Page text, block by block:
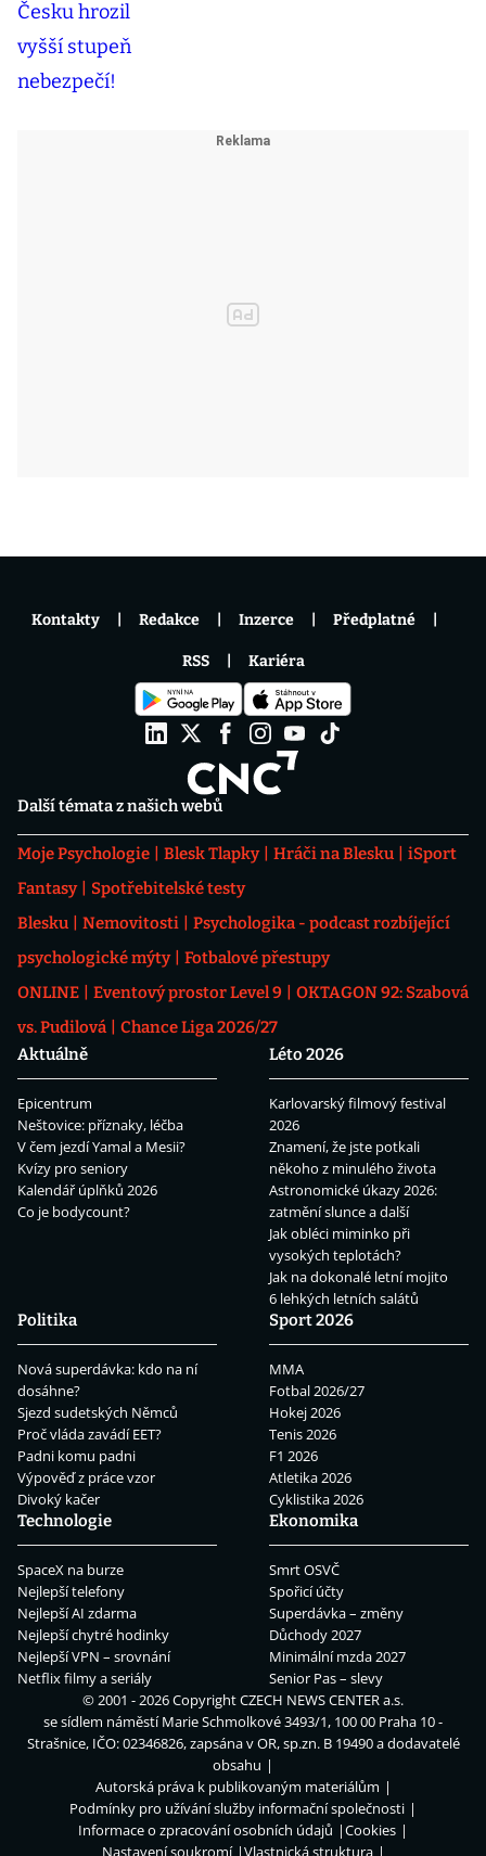
Další témata z našich webů
Moje Psychologie Blesk Tlapky Hráči na Blesku
iSport
Fantasy
Spotřebitelské testy
Blesku
Nemovitosti
Psychologika - podcast rozbíjející
psychologické mýty
Fotbalové přestupy
ONLINE
Eventový prostor Level 9
OKTAGON 92: Szabová
vs. Pudilová
Chance Liga 2026/27
Aktuálně
Epicentrum
Neštovice: příznaky, léčba
V čem jezdí Yamal a Mesii?
Kvízy pro seniory
Kalendář úplňků 2026
Co je bodycount?
Léto 2026
Karlovarský filmový festival
2026
Znamení, že jste potkali
někoho z minulého života
Astronomické úkazy 2026:
zatmění slunce a další
Jak obléci miminko při
vysokých teplotách?
Jak na dokonalé letní mojito
6 lehkých letních salátů
Politika
Nová superdávka: kdo na ní
dosáhne?
Sjezd sudetských Němců
Proč vláda zavádí EET?
Padni komu padni
Výpověď z práce vzor
Divoký kačer
Sport 2026
MMA
Fotbal 2026/27
Hokej 2026
Tenis 2026
F1 2026
Atletika 2026
Cyklistika 2026
Technologie
SpaceX na burze
Nejlepší telefony
Nejlepší AI zdarma
Nejlepší chytré hodinky
Nejlepší VPN – srovnání
Netflix filmy a seriály
Ekonomika
Smrt OSVČ
Spořicí účty
Superdávka – změny
Důchody 2027
Minimální mzda 2027
Senior Pas – slevy
Kontakty Redakce Inzerce Předplatné
RSS Kariéra
© 2001 - 2026 CopyrightCZECH NEWS CENTER a.s.
se sídlem náměstí Marie Schmolkové 3493/1, 100 00 Praha 10 -
Strašnice, IČO: 02346826, zapsána v OR, sp.zn. B 19490 a dodavatelé
obsahu
Autorská práva k publikovaným materiálům
Podmínky pro užívání služby informační společnosti
Informace o zpracování osobních údajů
Cookies
Nastavení soukromí
Vlastnická struktura